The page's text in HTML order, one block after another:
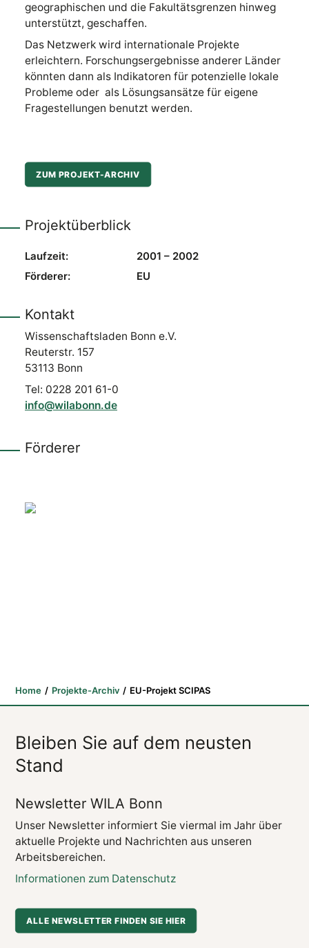
geographischen und die Fakultätsgrenzen hinweg
unterstützt, geschaffen.
Das Netzwerk wird internationale Projekte
erleichtern. Forschungsergebnisse anderer Länder
könnten dann als Indikatoren für potenzielle lokale
Probleme oder als Lösungsansätze für eigene
Fragestellungen benutzt werden.
ZUM PROJEKT-ARCHIV
Projektüberblick
Laufzeit:
2001 – 2002
Förderer:
EU
Kontakt
Wissenschaftsladen Bonn e.V.
Reuterstr. 157
53113 Bonn
Tel: 0228 201 61-0
info@wilabonn.de
Förderer
Home Projekte-Archiv EU-Projekt SCIPAS
Bleiben Sie auf dem neusten
Stand
Newsletter WILA Bonn
Unser Newsletter informiert Sie viermal im Jahr über
aktuelle Projekte und Nachrichten aus unseren
Arbeitsbereichen.
Informationen zum Datenschutz
ALLE NEWSLETTER FINDEN SIE HIER